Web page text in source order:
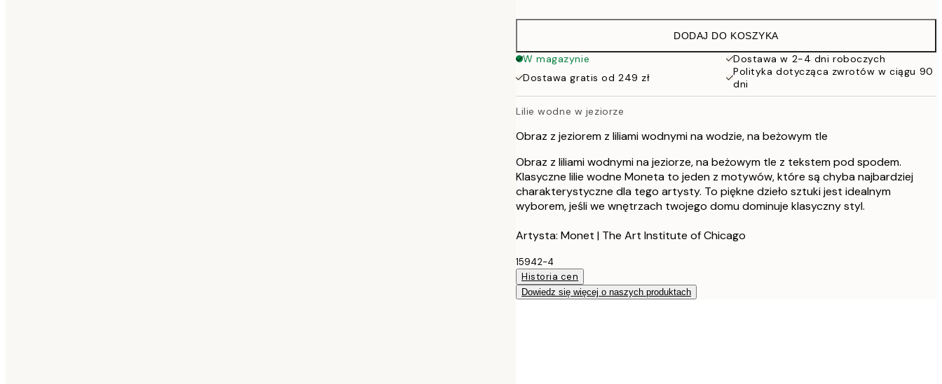
86 zł
152 zł
DODAJ DO KOSZYKA
W magazynie
Dostawa w 2-4 dni roboczych
Dostawa gratis od 249 zł
Polityka dotycząca zwrotów w ciągu 90
dni
Lilie wodne w jeziorze
Obraz z jeziorem z liliami wodnymi na wodzie, na beżowym tle
Obraz z liliami wodnymi na jeziorze, na beżowym tle z tekstem pod spodem.
Klasyczne lilie wodne Moneta to jeden z motywów, które są chyba najbardziej
charakterystyczne dla tego artysty. To piękne dzieło sztuki jest idealnym
wyborem, jeśli we wnętrzach twojego domu dominuje klasyczny styl.
Artysta: Monet | The Art Institute of Chicago
15942-4
Historia cen
Dowiedz się więcej o naszych produktach